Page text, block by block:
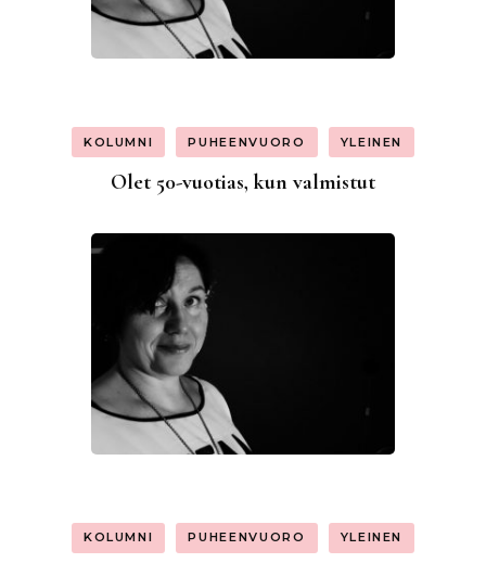
KOLUMNI PUHEENVUORO YLEINEN
Olet 50-vuotias, kun valmistut
KOLUMNI PUHEENVUORO YLEINEN